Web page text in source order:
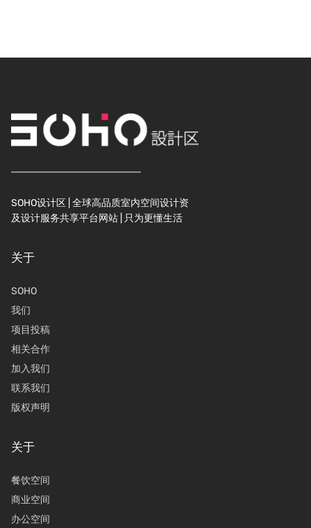
SOHO设计区 | 全球高品质室内空间设计资
及设计服务共享平台网站 | 只为更懂生活
关于
SOHO
我们
项目投稿
相关合作
加入我们
联系我们
版权声明
关于
餐饮空间
商业空间
办公空间